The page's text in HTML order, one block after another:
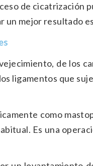
de cicatrización
un mejor resultado
de los
ligamentos que
como
Es una